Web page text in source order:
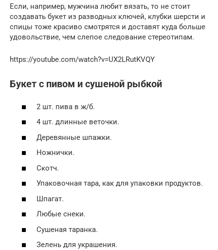
Если, например, мужчина любит вязать, то не стоит
создавать букет из разводных ключей, клубки шерсти и
спицы тоже красиво смотрятся и доставят куда больше
удовольствие, чем слепое следование стереотипам.
https://youtube.com/watch?v=UX2LRutKVQY
Букет с пивом и сушеной рыбкой
2 шт. пива в ж/б.
4 шт. длинные веточки.
Деревянные шпажки.
Ножнички.
Скотч.
Упаковочная тара, как для упаковки продуктов.
Шпагат.
Любые снеки.
Сушеная таранка.
Зелень для украшения.